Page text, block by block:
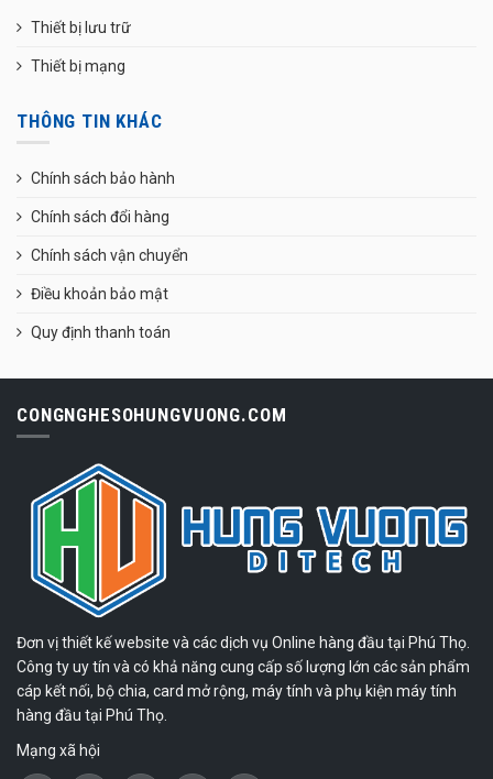
Thiết bị lưu trữ
Thiết bị mạng
THÔNG TIN KHÁC
Chính sách bảo hành
Chính sách đổi hàng
Chính sách vận chuyển
Điều khoản bảo mật
Quy định thanh toán
CONGNGHESOHUNGVUONG.COM
Đơn vị thiết kế website và các dịch vụ Online hàng đầu tại Phú Thọ.
Công ty uy tín và có khả năng cung cấp số lượng lớn các sản phẩm
cáp kết nối, bộ chia, card mở rộng, máy tính và phụ kiện máy tính
hàng đầu tại Phú Thọ.
Mạng xã hội